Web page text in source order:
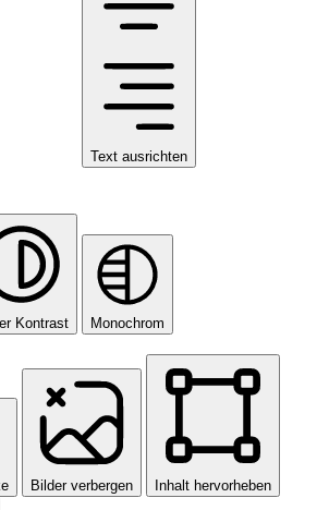
Text ausrichten
Kontrast Monochrom
Bilder verbergen Inhalt hervorheben